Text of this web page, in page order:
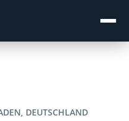
DEUTSCHLAND